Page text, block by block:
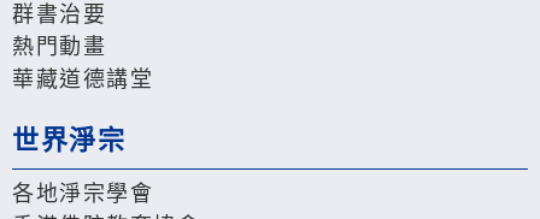
群書治要
熱門動畫
華藏道德講堂
世界淨宗
各地淨宗學會